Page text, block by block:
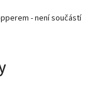
- není součástí